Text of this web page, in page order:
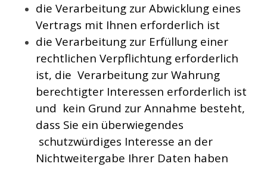
die Verarbeitung zur Abwicklung eines
Vertrags mit Ihnen erforderlich ist
die Verarbeitung zur Erfüllung einer
rechtlichen Verpflichtung erforderlich
ist, die Verarbeitung zur Wahrung
berechtigter Interessen erforderlich ist
und kein Grund zur Annahme besteht,
dass Sie ein überwiegendes
schutzwürdiges Interesse an der
Nichtweitergabe Ihrer Daten haben